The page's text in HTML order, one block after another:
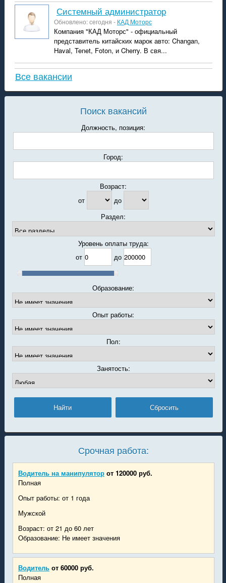
системный администратор
Обновлено: сегодня - КАД Моторс
Компания "КАД Моторс" - официальный
представитель китайских марок авто: Changan,
Haval, Tenet, Foton, и Cherry. В свя...
Все вакансии
Поиск вакансий
Должность, позиция:
Город:
Возраст:
от
до
Раздел:
Уровень оплаты труда:
от
до
Образование:
Опыт работы:
Пол:
Занятость:
Срочная работа:
Водитель на манипулятор от 120000 руб.
Полная
Опыт работы: от 1 года
Мужской
Возраст: от 21 до 60 лет
Образование: Не имеет значения
Водитель от 60000 руб.
Полная